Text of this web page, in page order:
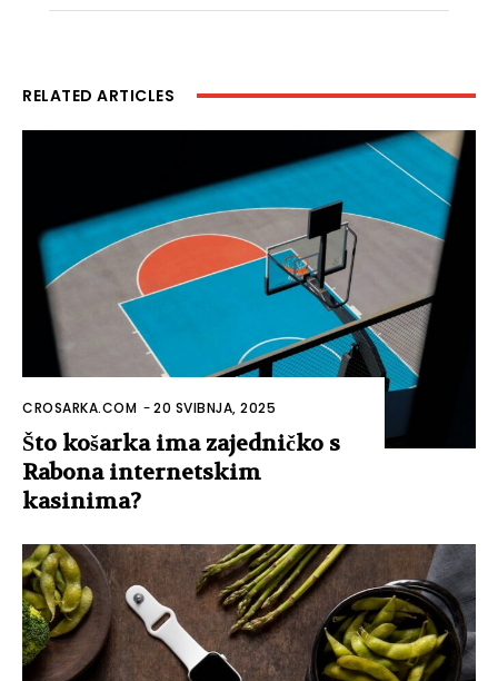
RELATED ARTICLES
CROSARKA.COM -20 SVIBNJA, 2025
Što košarka ima zajedničko s
Rabona internetskim
kasinima?